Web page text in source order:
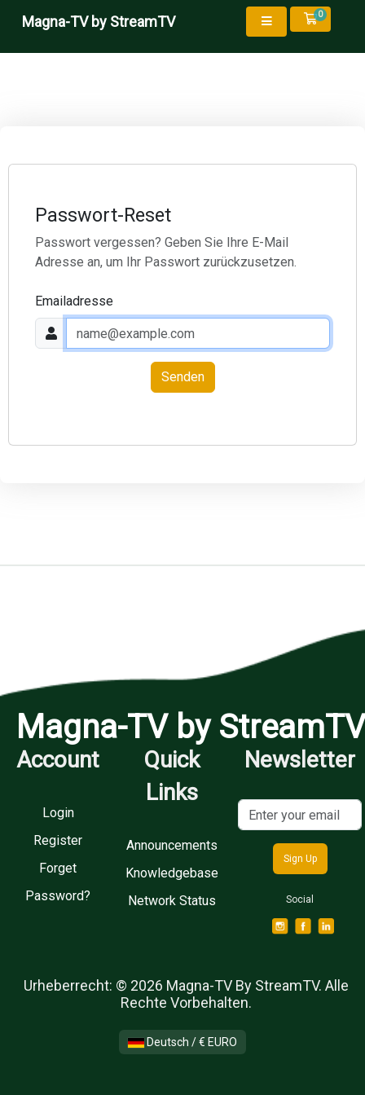
Magna-TV by StreamTV 0
Mein
Passwort-Reset
Passwort vergessen? Geben Sie Ihre E-Mail
Adresse an, um Ihr Passwort zurückzusetzen.
Emailadresse
Senden
Magna-TV by StreamTV
Account
Login
Register
Forget
Password?
Quick
Links
Announcements
Knowledgebase
Network Status
Newsletter
Sign Up
Social
Urheberrecht: © 2026 Magna-TV By StreamTV. Alle
Rechte Vorbehalten.
Deutsch / € EURO